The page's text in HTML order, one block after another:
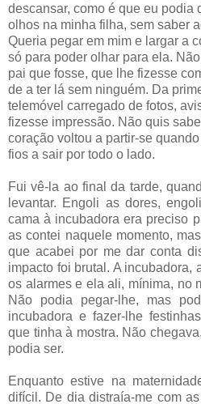
descansar, como é que eu podia
olhos na minha filha, sem saber
Queria pegar em mim e largar a
só para poder olhar para ela.
pai que fosse, que lhe fizesse
de a ter lá sem ninguém. Da
telemóvel carregado de fotos,
fizesse impressão. Não quis
coração voltou a partir-se
fios a sair por todo o lado.
Fui vê-la ao final da tarde,
levantar. Engoli as dores,
cama à incubadora era preciso
as contei naquele momento,
que acabei por me dar conta
impacto foi brutal. A incubadora,
os alarmes e ela ali, mínima, no
Não podia pegar-lhe, mas
incubadora e fazer-lhe
que tinha à mostra. Não
podia ser.
Enquanto estive na
difícil. De dia distraía-me com